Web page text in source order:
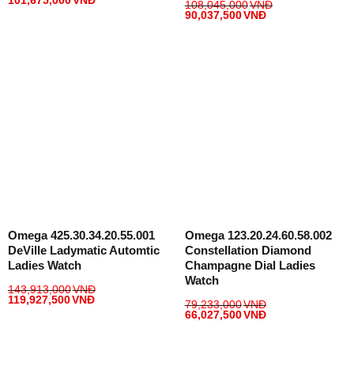
108,045,000VNĐ
90,037,500VNĐ
Omega 425.30.34.20.55.001
DeVille Ladymatic Automtic
Ladies Watch
143,913,000VNĐ
119,927,500VNĐ
Omega 123.20.24.60.58.002
Constellation Diamond
Champagne Dial Ladies
Watch
79,233,000VNĐ
66,027,500VNĐ